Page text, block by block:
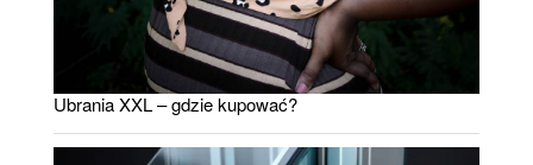
Ubrania XXL – gdzie kupować?